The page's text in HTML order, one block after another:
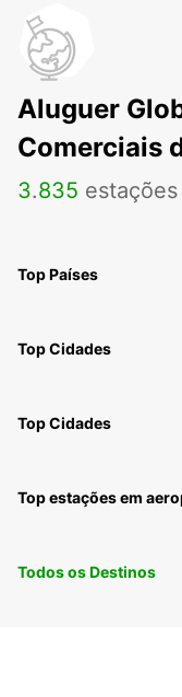
Aluguer
Comerciais
3.835
Top Países
Top Cidades
Top Cidades
Top estações em
Todos os Destinos